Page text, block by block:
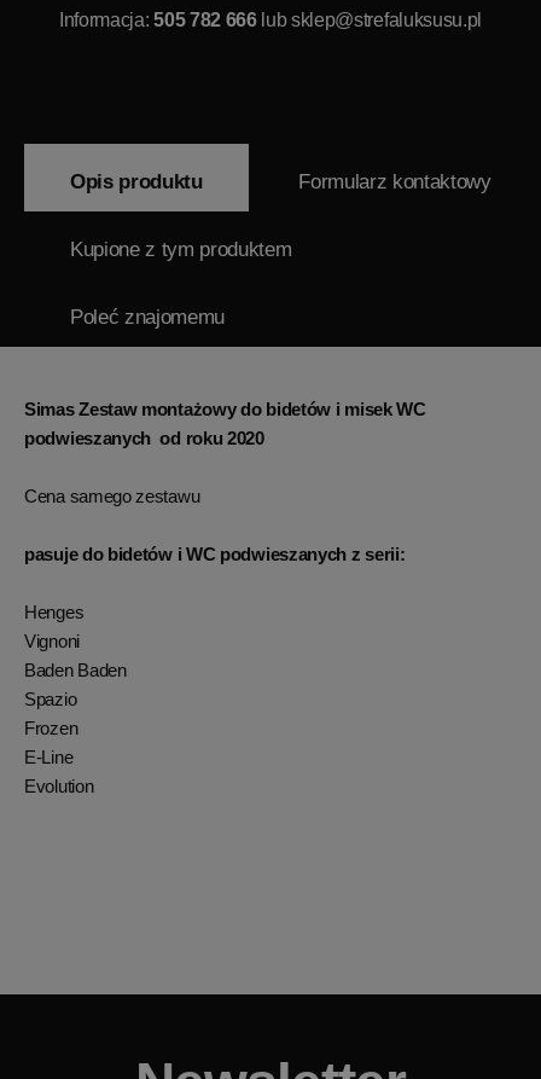
Informacja:505 782 666lubsklep@strefaluksusu.pl
Opis produktu Formularz kontaktowy
Kupione z tym produktem
Poleć znajomemu
Simas Zestaw montażowy do bidetów i misek WC
podwieszanych od roku 2020
Cena samego zestawu
pasuje do bidetów i WC podwieszanych z serii:
Henges
Vignoni
Baden Baden
Spazio
Frozen
E-Line
Evolution